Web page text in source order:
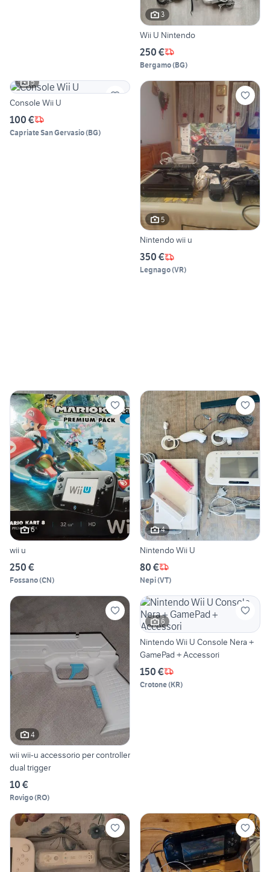
3
Wii U Nintendo
250 €
Bergamo(BG)
5
Console Wii U
100 €
Capriate San Gervasio(BG)
5
Nintendo wii u
350 €
Legnago(VR)
6
wii u
250 €
Fossano(CN)
4
Nintendo Wii U
80 €
Nepi(VT)
4
wii wii-u accessorio per controller
dual trigger
10 €
Rovigo(RO)
6
Nintendo Wii U Console Nera +
GamePad + Accessori
150 €
Crotone(KR)